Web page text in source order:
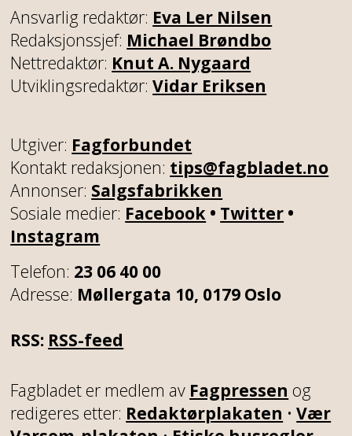
Ansvarlig redaktør: Eva Ler Nilsen
Redaksjonssjef: Michael Brøndbo
Nettredaktør: Knut A. Nygaard
Utviklingsredaktør:Vidar Eriksen
Utgiver: Fagforbundet
Kontakt redaksjonen: tips@fagbladet.no
Annonser: Salgsfabrikken
Sosiale medier: Facebook • Twitter •
Instagram
Telefon: 23 06 40 00
Adresse: Møllergata 10, 0179 Oslo
RSS: RSS-feed
Fagbladet er medlem av Fagpressen og
redigeres etter: Redaktørplakaten • Vær